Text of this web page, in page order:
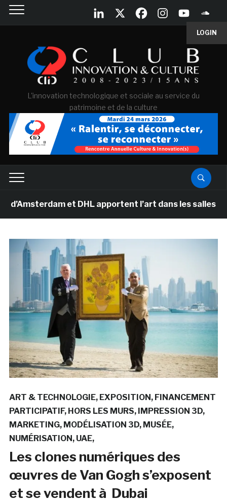
LOGIN
L'innovation technologique et sociale au service du
patrimoine et de la culture
et DHL apportent l’art dans les salles de
ART & TECHNOLOGIE EXPOSITION
FINANCEMENT
PARTICIPATIF HORS LES MURS
IMPRESSION 3D
MARKETING MODÉLISATION 3D MUSÉE
NUMÉRISATION UAE
Les clones numériques des
œuvres de Van Gogh s’exposent
et se vendent à Dubai